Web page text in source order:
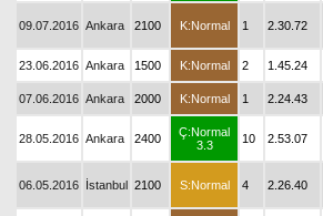
09.07.2016 Ankara 2100 K:Normal 1 2.30.72
23.06.2016 Ankara 1500 K:Normal 2 1.45.24
07.06.2016 Ankara 2000 K:Normal 1 2.24.43
28.05.2016 Ankara 2400
Ç:Normal
3.3
10 2.53.07
06.05.2016 İstanbul 2100 S:Normal 4 2.26.40